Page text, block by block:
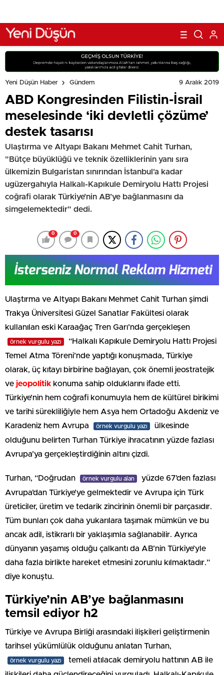
Yeni Düşün Haber Gündem 9 Aralık 2019
ABD Kongresinden Filistin-İsrail
meselesinde ‘iki devletli çözüme’
destek tasarısı
Ulaştırma ve Altyapı Bakanı Mehmet Cahit Turhan,
"Bütçe büyüklüğü ve teknik özelliklerinin yanı sıra
ülkemizin Bulgaristan sınırından İstanbul'a kadar
ugüzergahıyla Halkalı-Kapıkule Demiryolu Hattı Projesi
coğrafi olarak Türkiye’nin AB’ye bağlanmasını da
simgelemektedir" dedi.
0 0
Ulaştırma ve Altyapı Bakanı Mehmet Cahit Turhan şimdi
Trakya Üniversitesi Güzel Sanatlar Fakültesi olarak
kullanılan eski Karaağaç Tren Garı’nda gerçekleşen
örnek vurgulu yazı
“Halkalı Kapıkule Demiryolu Hattı Projesi
Temel Atma Töreni’nde yaptığı konuşmada, Türkiye
olarak, üç kıtayı birbirine bağlayan, çok önemli jeostratejik
ve jeopolitik konuma sahip olduklarını ifade etti.
Türkiye’nin hem coğrafi konumuyla hem de kültürel birikimi
ve tarihi sürekliliğiyle hem Asya hem Ortadoğu Akdeniz ve
Karadeniz hem Avrupa
örnek vurgulu yazı
ülkesinde
olduğunu belirten Turhan Türkiye ihracatının yüzde fazlası
Avrupa’ya gerçekleştirdiğinin altını çizdi.
Turhan, “Doğrudan örnek vurgulu alan
yüzde 67’den fazlası
Avrupa’dan Türkiye’ye gelmektedir ve Avrupa için Türk
üreticiler, üretim ve tedarik zincirinin önemli bir parçasıdır.
Tüm bunları çok daha yukarılara taşımak mümkün ve bu
ancak adil, istikrarlı bir yaklaşımla sağlanabilir. Ayrıca
dünyanın yaşamış olduğu çalkantı da AB’nin Türkiye’yle
daha fazla birlikte hareket etmesini zorunlu kılmaktadır.”
diye konuştu.
Türkiye’nin AB’ye bağlanmasını
temsil ediyor h2
Türkiye ve Avrupa Birliği arasındaki ilişkileri geliştirmenin
tarihsel yükümlülük olduğunu anlatan Turhan,
örnek vurgulu yazı
temeli atılacak demiryolu hattının AB ile